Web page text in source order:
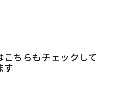
こちらもチェックして
す